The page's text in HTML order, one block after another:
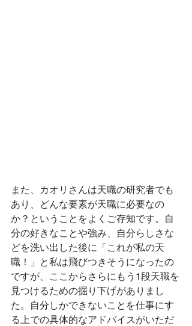
また、カオリさんは天職の研究者でも
あり、どんな要素が天職に必要なの
か？ということをよくご存知です。自
分の好きなことや強み、自分らしさな
どを洗い出した後に「これが私の天
職！」と私は飛びつきそうになったの
ですが、ここからさらにもう1段天職を
見つけるための掘り下げがありまし
た。自分しかできないことを仕事にす
る上での具体的なアドバイスがいただ